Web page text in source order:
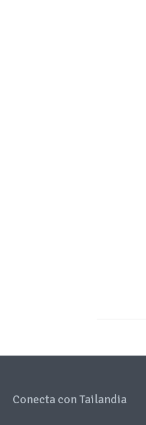
Conecta con Tailandia